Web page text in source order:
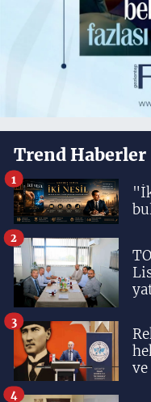
Trend Haberler
1
2
3
4